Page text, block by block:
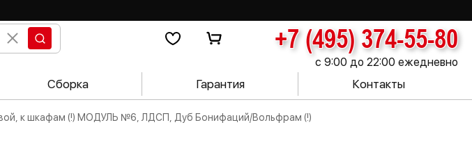
+7 (495) 374-55-80
с 9:00 до 22:00 ежедневно
Сборка Гарантия Контакты
к шкафам (!) МОДУЛЬ №6, ЛДСП, Дуб Бонифаций/Вольфрам (!)